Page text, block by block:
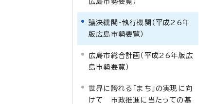
議決機関・執行機関（平成26年
版広島市勢要覧）
広島市総合計画（平成26年版広
島市勢要覧）
世界に誇れる「まち」の実現に向
けて 市政推進に当たっての基